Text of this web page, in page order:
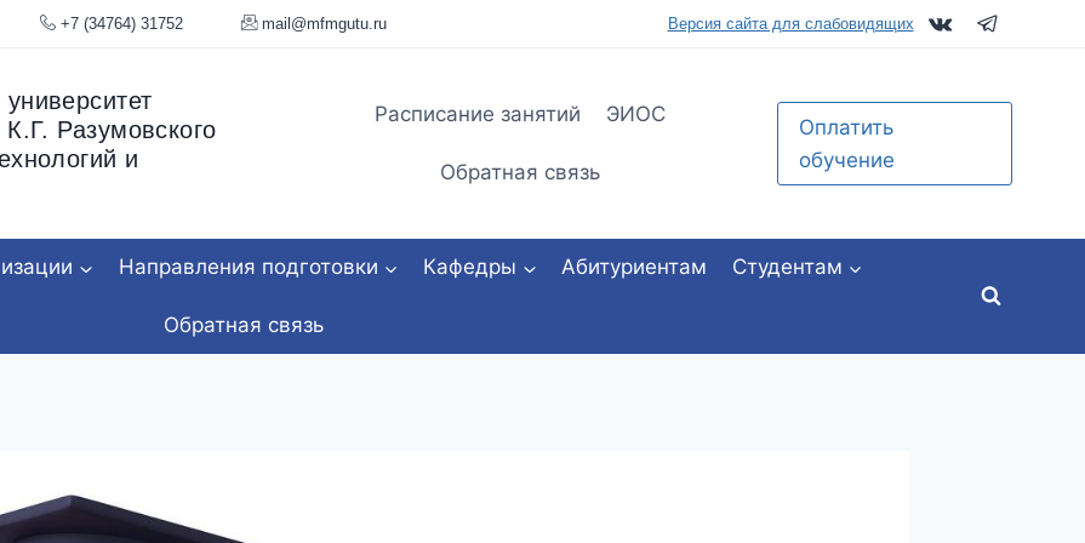
34 +7 (34764) 31752 mail@mfmgutu.ru Версия сайта для слабовидящих
Разумовского
и
Расписание занятий ЭИОС
Обратная связь
Оплатить
обучение
Направления подготовки Кафедры Абитуриентам Студентам
Обратная связь